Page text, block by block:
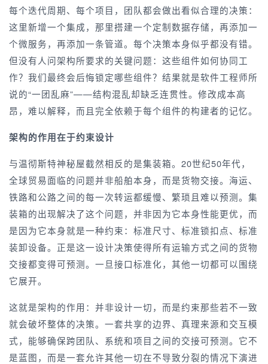
每个迭代周期、每个项目，团队都会做出看似合理的决策：
这里新增一个集成，那里搭建一个定制数据存储，再添加一
个微服务，再添加一条管道。每个决策本身似乎都没有错。
但没有人问架构所要求的关键问题：这些组件如何协同工
作？我们最终会后悔锁定哪些组件？结果就是软件工程师所
说的“一团乱麻”——结构混乱却缺乏连贯性。修改成本高
昂，难以解释，而且完全依赖于每个组件的构建者的记忆。
架构的作用在于约束设计
与温彻斯特神秘屋截然相反的是集装箱。20世纪50年代，
全球贸易面临的问题并非船舶本身，而是货物交接。海运、
铁路和公路之间的每一次转运都缓慢、繁琐且难以预测。集
装箱的出现解决了这个问题，并非因为它本身性能更优，而
是因为它本身就是一种约束：标准尺寸、标准锁扣点、标准
装卸设备。正是这一设计决策使得所有运输方式之间的货物
交接都变得可预测。一旦接口标准化，其他一切都可以围绕
它展开。
这就是架构的作用：并非设计一切，而是约束那些若不一致
就会破坏整体的决策。一套共享的边界、真理来源和交互模
式，能够确保跨团队、系统和项目之间的交接可预测。它不
是蓝图，而是一套允许其他一切在不导致分裂的情况下演进